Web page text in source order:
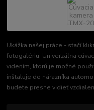
Ukážka našej práce - stačí
fotogalériu. Univerzálna
videním, ktorú je možné
inštaluje do nárazníka
budete presne vidieť